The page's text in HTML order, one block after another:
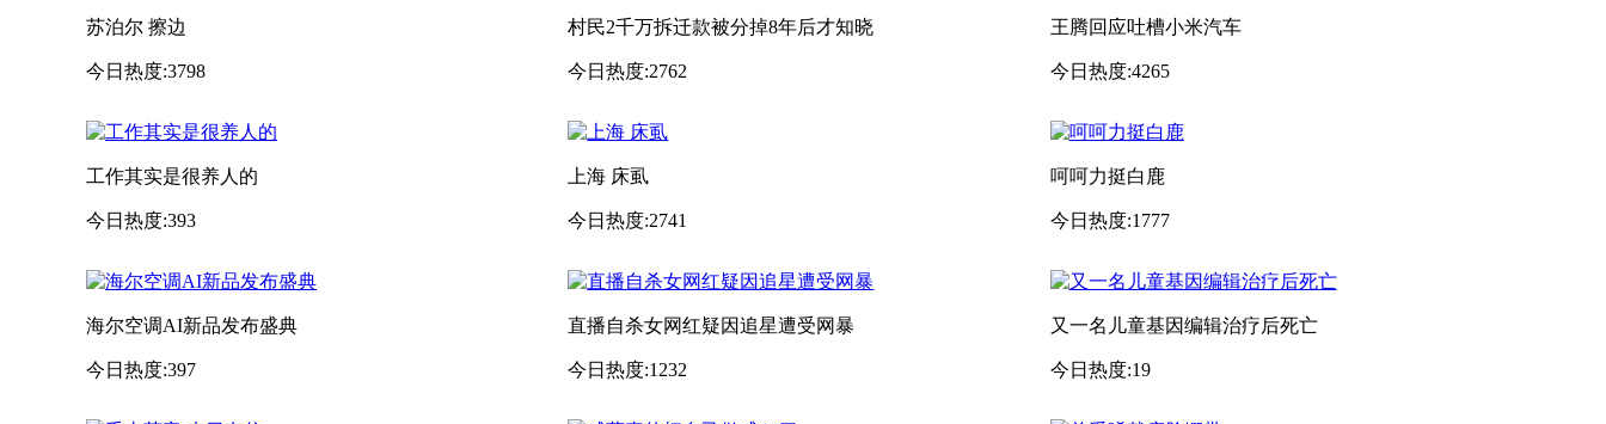
苏泊尔 擦边
今日热度:3798
工作其实是很养人的
今日热度:393
海尔空调AI新品发布盛典
今日热度:397
村民2千万拆迁款被分掉8年后才知晓
今日热度:2762
上海 床虱
今日热度:2741
直播自杀女网红疑因追星遭受网暴
今日热度:1232
王腾回应吐槽小米汽车
今日热度:4265
呵呵力挺白鹿
今日热度:1777
又一名儿童基因编辑治疗后死亡
今日热度:19